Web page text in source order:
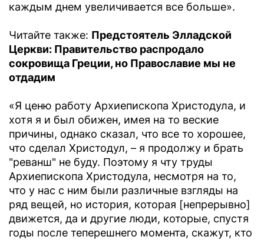
каждым днем увеличивается все больше».
Читайте также: Предстоятель Элладской
Церкви: Правительство распродало
сокровища Греции, но Православие мы не
отдадим
«Я ценю работу Архиепископа Христодула, и
хотя я и был обижен, имея на то веские
причины, однако сказал, что все то хорошее,
что сделал Христодул, – я продолжу и брать
"реванш" не буду. Поэтому я чту труды
Архиепископа Христодула, несмотря на то,
что у нас с ним были различные взгляды на
ряд вещей, но история, которая [непрерывно]
движется, да и другие люди, которые, спустя
годы после теперешнего момента, скажут, кто